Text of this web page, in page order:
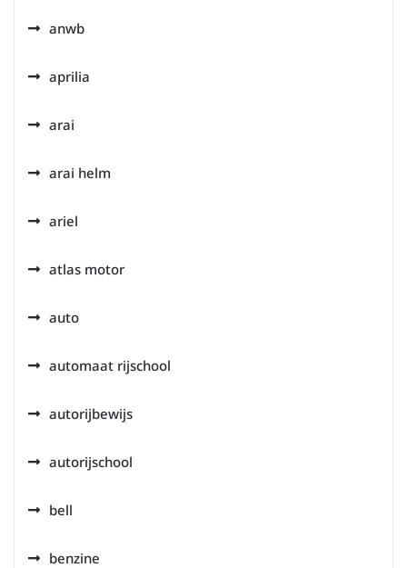
anwb
aprilia
arai
arai helm
ariel
atlas motor
auto
automaat rijschool
autorijbewijs
autorijschool
bell
benzine